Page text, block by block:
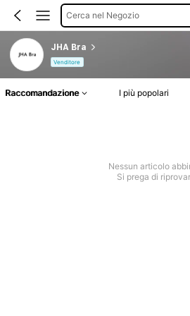
Cerca nel Negozio
JHA Bra
Venditore
Raccomandazione I più popolari
Nessun articolo
Si prega di